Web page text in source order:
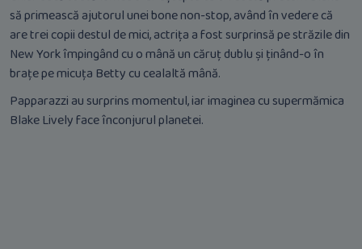
să primească ajutorul unei bone non-stop, având în vedere că
are trei copii destul de mici, actrița a fost surprinsă pe străzile din
New York împingând cu o mână un căruț dublu și ținând-o în
brațe pe micuța Betty cu cealaltă mână.
Papparazzi au surprins momentul, iar imaginea cu supermămica
Blake Lively face înconjurul planetei.